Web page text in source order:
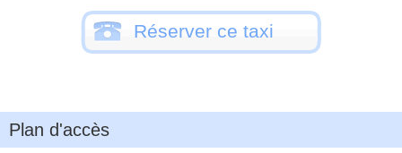
Réserver ce taxi
Plan d'accès